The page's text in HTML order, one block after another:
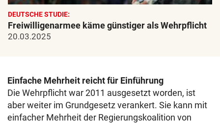
DEUTSCHE STUDIE:
Freiwilligenarmee käme günstiger als Wehrpflicht
20.03.2025
Einfache Mehrheit reicht für Einführung
Die Wehrpflicht war 2011 ausgesetzt worden, ist
aber weiter im Grundgesetz verankert. Sie kann mit
einfacher Mehrheit der Regierungskoalition von